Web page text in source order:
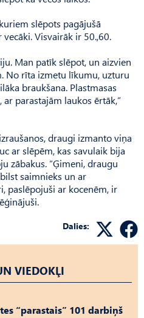
slēpots pagājušā
Visvairāk ir 50.,60.
Man patīk slēpot, un aizvien
No rīta izmetu līkumu, uzturu
braukšana. Plastmasas
parastajām laukos ērtāk,”
draugi izmanto viņa
ar slēpēm, kas savulaik bija
zābakus. “Ģimeni, draugu
saimnieks un ar
paslēpojuši ar kocenēm, ir
Dalies:
VIEDOKĻI
“parastais” 101 darbiņš